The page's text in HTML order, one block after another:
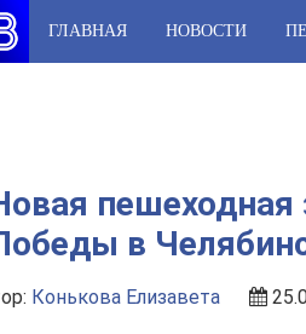
ГЛАВНАЯ НОВОСТИ
пешеходная
в
Конькова Елизавета